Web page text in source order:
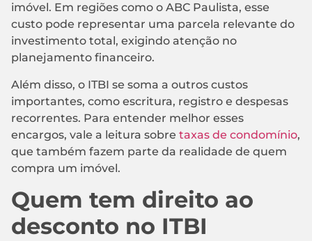
imóvel. Em regiões como o ABC Paulista, esse
custo pode representar uma parcela relevante do
investimento total, exigindo atenção no
planejamento financeiro.
Além disso, o ITBI se soma a outros custos
importantes, como escritura, registro e despesas
recorrentes. Para entender melhor esses
encargos, vale a leitura sobre taxas de condomínio,
que também fazem parte da realidade de quem
compra um imóvel.
Quem tem direito ao
desconto no ITBI